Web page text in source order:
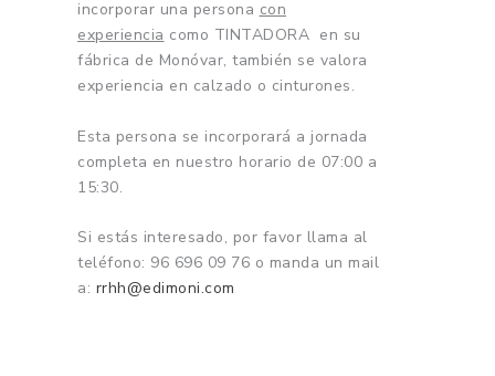
incorporar una persona con
experiencia como TINTADORA en su
fábrica de Monóvar, también se valora
experiencia en calzado o cinturones.
Esta persona se incorporará a jornada
completa en nuestro horario de 07:00 a
15:30.
Si estás interesado, por favor llama al
teléfono: 96 696 09 76 o manda un mail
a: rrhh@edimoni.com